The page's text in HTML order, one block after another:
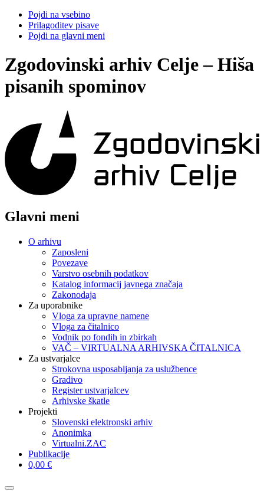
Pojdi na vsebino
Prilagoditev pisave
Pojdi na glavni meni
Zgodovinski arhiv Celje – Hiša
pisanih spominov
Glavni meni
O arhivu
Zaposleni
Povezave
Varstvo osebnih podatkov
Katalog informacij javnega značaja
Zakonodaja
Za uporabnike
Vloga za upravne namene
Vloga za čitalnico
Vodnik po fondih in zbirkah
VAČ – VIRTUALNA ARHIVSKA ČITALNICA
Za ustvarjalce
Strokovna usposabljanja za uslužbence
Gradivo
Register ustvarjalcev
Arhivske škatle
Projekti
Slovenski elektronski arhiv
Anonimka
Virtualni.ZAC
Publikacije
0,00 €